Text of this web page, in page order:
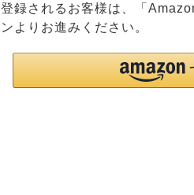
登録されるお客様は、「
ンよりお進みください。